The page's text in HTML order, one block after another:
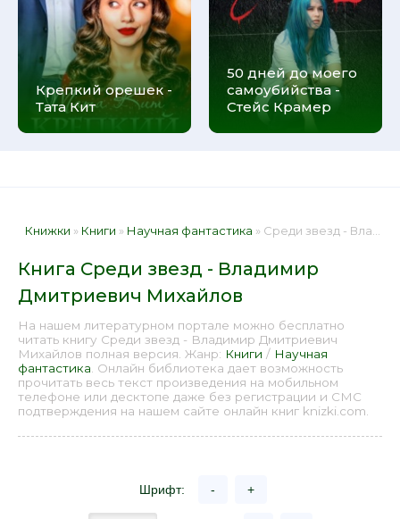
Крепкий орешек -
Тата Кит
50 дней до моего
самоубийства -
Стейс Крамер
Книжки » Книги » Научная фантастика » Среди звезд - Владимир Дмитриевич Михайлов 📕 - Книга онлайн бесплатно
Книга Среди звезд - Владимир
Дмитриевич Михайлов
На нашем литературном портале можно бесплатно
читать книгу Среди звезд - Владимир Дмитриевич
Михайлов полная версия. Жанр: Книги / Научная
фантастика . Онлайн библиотека дает возможность
прочитать весь текст произведения на мобильном
телефоне или десктопе даже без регистрации и СМС
подтверждения на нашем сайте онлайн книг knizki.com.
Шрифт: - +